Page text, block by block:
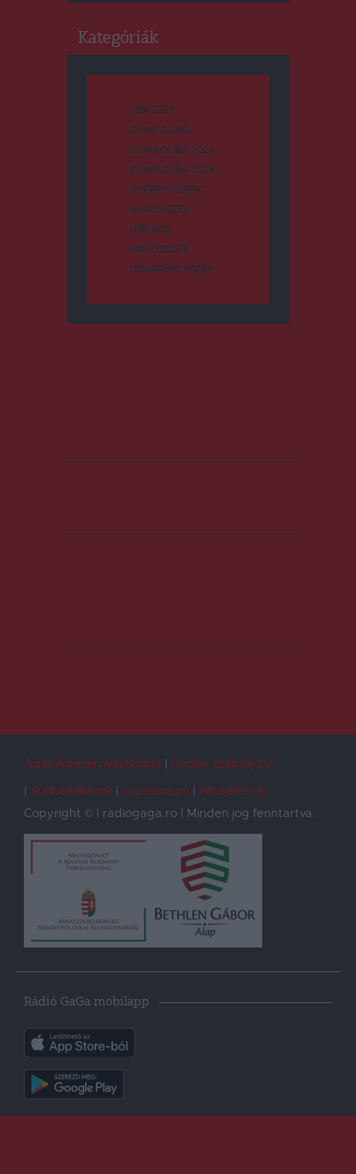
Kategóriák
CSÍKSZÉK
DUMA DUBA
DUMA DUBA 2024
DUMA DUBA 2026
GYERGYÓSZÉK
HÁROMSZÉK
HÍRLISTA
MAROSSZÉK
UDVARHELYSZÉK
Adatvédelmi nyilatkozat
Cookie szabályzat
Sütibeállítások
Impresszum
Hibajelentés
Copyright © | radiogaga.ro | Minden jog fenntartva.
Rádió GaGa mobilapp